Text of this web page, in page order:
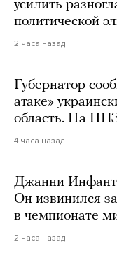
усилить
политической
2 часа назад
Губернатор
атаке»
область. На
4 часа назад
Джанни
Он извинился
в чемпионате
2 часа назад